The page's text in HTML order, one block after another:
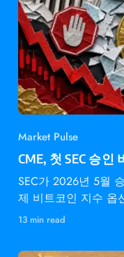
Market Pulse
CME, 첫 SEC 승인
SEC가 2026년 5월
제 비트코인 지수 옵
13 min read